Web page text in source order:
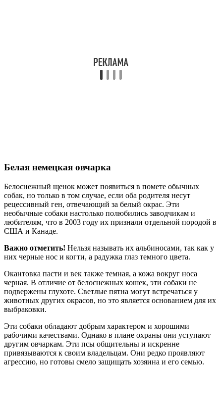
Белая немецкая овчарка
Белоснежный щенок может появиться в помете обычных
собак, но только в том случае, если оба родителя несут
рецессивный ген, отвечающий за белый окрас. Эти
необычные собаки настолько полюбились заводчикам и
любителям, что в 2003 году их признали отдельной породой в
США и Канаде.
Важно отметить! Нельзя называть их альбиносами, так как у
них черные нос и когти, а радужка глаз темного цвета.
Окантовка пасти и век также темная, а кожа вокруг носа
черная. В отличие от белоснежных кошек, эти собаки не
подвержены глухоте. Светлые пятна могут встречаться у
животных других окрасов, но это является основанием для их
выбраковки.
Эти собаки обладают добрым характером и хорошими
рабочими качествами. Однако в плане охраны они уступают
другим овчаркам. Эти псы общительны и искренне
привязываются к своим владельцам. Они редко проявляют
агрессию, но готовы смело защищать хозяина и его семью.